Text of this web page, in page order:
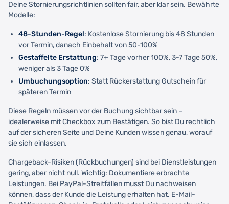
Deine Stornierungsrichtlinien sollten fair, aber klar sein. Bewährte
Modelle:
48-Stunden-Regel: Kostenlose Stornierung bis 48 Stunden
vor Termin, danach Einbehalt von 50-100%
Gestaffelte Erstattung: 7+ Tage vorher 100%, 3-7 Tage 50%,
weniger als 3 Tage 0%
Umbuchungsoption: Statt Rückerstattung Gutschein für
späteren Termin
Diese Regeln müssen vor der Buchung sichtbar sein –
idealerweise mit Checkbox zum Bestätigen. So bist Du rechtlich
auf der sicheren Seite und Deine Kunden wissen genau, worauf
sie sich einlassen.
Chargeback-Risiken (Rückbuchungen) sind bei Dienstleistungen
gering, aber nicht null. Wichtig: Dokumentiere erbrachte
Leistungen. Bei PayPal-Streitfällen musst Du nachweisen
können, dass der Kunde die Leistung erhalten hat. E-Mail-